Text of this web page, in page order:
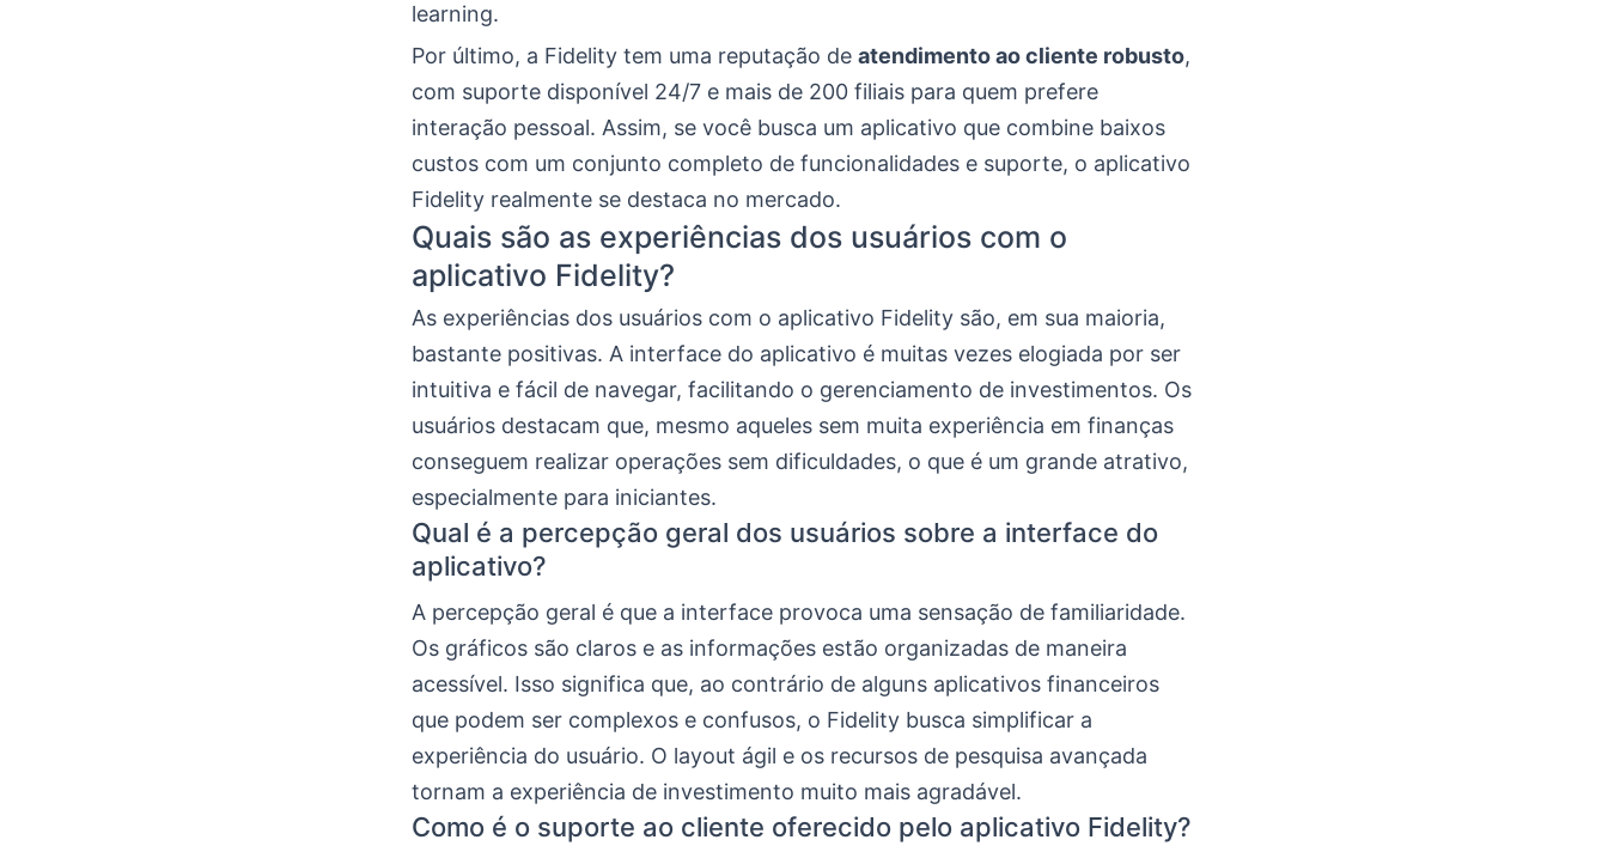
learning.
Por último, a Fidelity tem uma reputação de atendimento ao cliente robusto,
com suporte disponível 24/7 e mais de 200 filiais para quem prefere
interação pessoal. Assim, se você busca um aplicativo que combine baixos
custos com um conjunto completo de funcionalidades e suporte, o aplicativo
Fidelity realmente se destaca no mercado.
Quais são as experiências dos usuários com o
aplicativo Fidelity?
As experiências dos usuários com o aplicativo Fidelity são, em sua maioria,
bastante positivas. A interface do aplicativo é muitas vezes elogiada por ser
intuitiva e fácil de navegar, facilitando o gerenciamento de investimentos. Os
usuários destacam que, mesmo aqueles sem muita experiência em finanças
conseguem realizar operações sem dificuldades, o que é um grande atrativo,
especialmente para iniciantes.
Qual é a percepção geral dos usuários sobre a interface do
aplicativo?
A percepção geral é que a interface provoca uma sensação de familiaridade.
Os gráficos são claros e as informações estão organizadas de maneira
acessível. Isso significa que, ao contrário de alguns aplicativos financeiros
que podem ser complexos e confusos, o Fidelity busca simplificar a
experiência do usuário. O layout ágil e os recursos de pesquisa avançada
tornam a experiência de investimento muito mais agradável.
Como é o suporte ao cliente oferecido pelo aplicativo Fidelity?